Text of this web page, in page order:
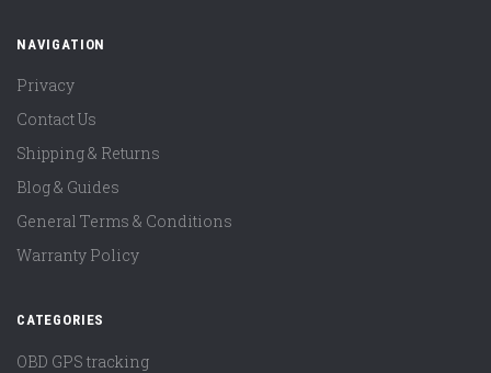
NAVIGATION
Privacy
Contact Us
Shipping & Returns
Blog & Guides
General Terms & Conditions
Warranty Policy
CATEGORIES
OBD GPS tracking